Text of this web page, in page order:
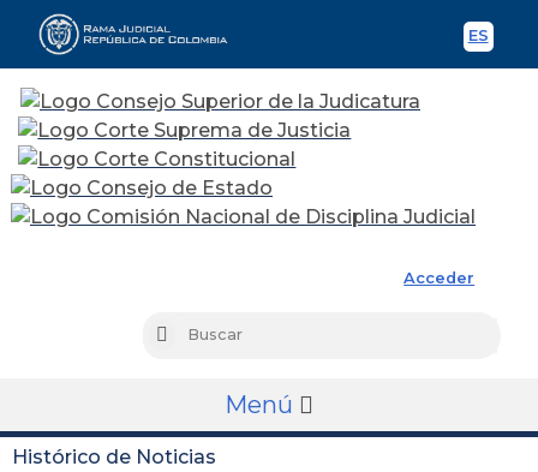
ES
Acceder
Buscar
Menú
Histórico de Noticias